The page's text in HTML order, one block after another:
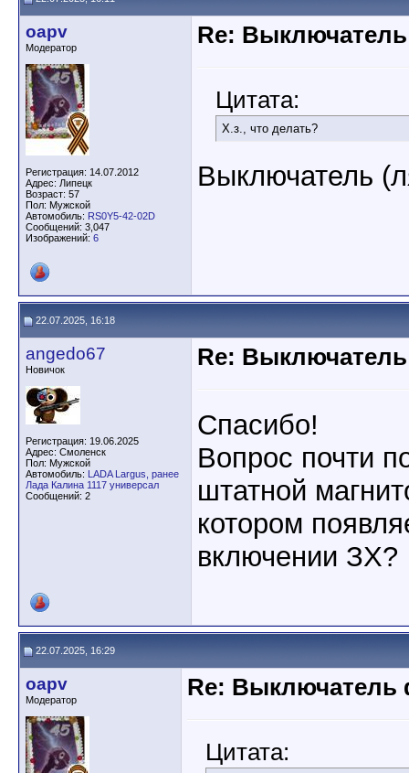
oapv
Модератор
Регистрация: 14.07.2012
Адрес: Липецк
Возраст: 57
Пол: Мужской
Автомобиль: RS0Y5-42-02D
Сообщений: 3,047
Изображений: 6
Re:
Цитата:
Х.з., что делать?
Выключатель
22.07.2025, 16:18
angedo67
Новичок
Регистрация: 19.06.2025
Адрес: Смоленск
Пол: Мужской
Автомобиль: LADA Largus, ранее
Лада Калина 1117 универсал
Сообщений: 2
Re:
Спасибо!
Вопрос почти
штатной
котором
включении ЗХ?
22.07.2025, 16:29
oapv
Модератор Re: Выключатель
Цитата: